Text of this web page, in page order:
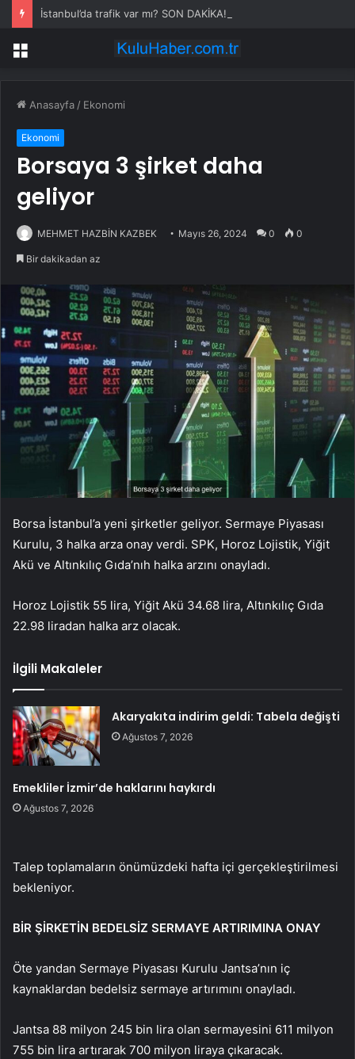
Menü
Anasayfa / Ekonomi
Ekonomi
Borsaya 3 şirket daha
geliyor
MEHMET HAZBİN KAZBEK Mayıs 26, 2024 0 0
Bir dakikadan az
Borsa İstanbul’a yeni şirketler geliyor. Sermaye Piyasası
Kurulu, 3 halka arza onay verdi. SPK, Horoz Lojistik, Yiğit
Akü ve Altınkılıç Gıda’nıh halka arzını onayladı.
Horoz Lojistik 55 lira, Yiğit Akü 34.68 lira, Altınkılıç Gıda
22.98 liradan halka arz olacak.
İlgili Makaleler
Akaryakıta indirim geldi: Tabela değişti
Ağustos 7, 2026
Emekliler İzmir’de haklarını haykırdı
Ağustos 7, 2026
Talep toplamaların önümüzdeki hafta içi gerçekleştirilmesi
bekleniyor.
BİR ŞİRKETİN BEDELSİZ SERMAYE ARTIRIMINA ONAY
Öte yandan Sermaye Piyasası Kurulu Jantsa’nın iç
kaynaklardan bedelsiz sermaye artırımını onayladı.
Jantsa 88 milyon 245 bin lira olan sermayesini 611 milyon
755 bin lira artırarak 700 milyon liraya çıkaracak.